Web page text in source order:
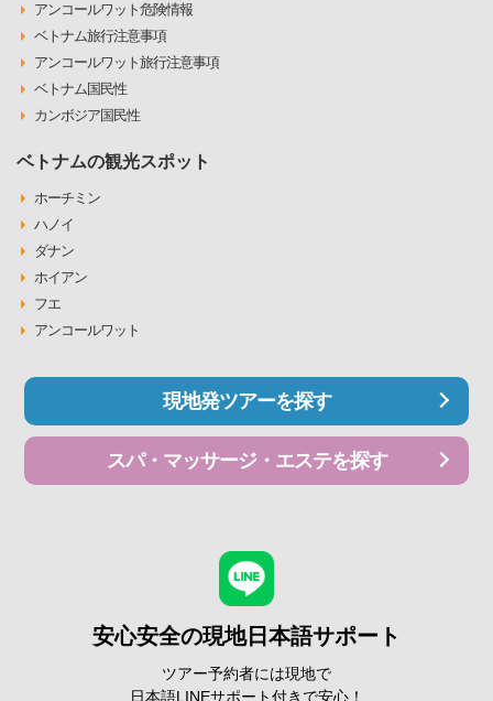
アンコールワット危険情報
ベトナム旅行注意事項
アンコールワット旅行注意事項
ベトナム国民性
カンボジア国民性
ベトナムの観光スポット
ホーチミン
ハノイ
ダナン
ホイアン
フエ
アンコールワット
現地発ツアーを探す
スパ・マッサージ・エステを探す
安心安全の現地日本語サポート
ツアー予約者には現地で
日本語LINEサポート付きで安心！